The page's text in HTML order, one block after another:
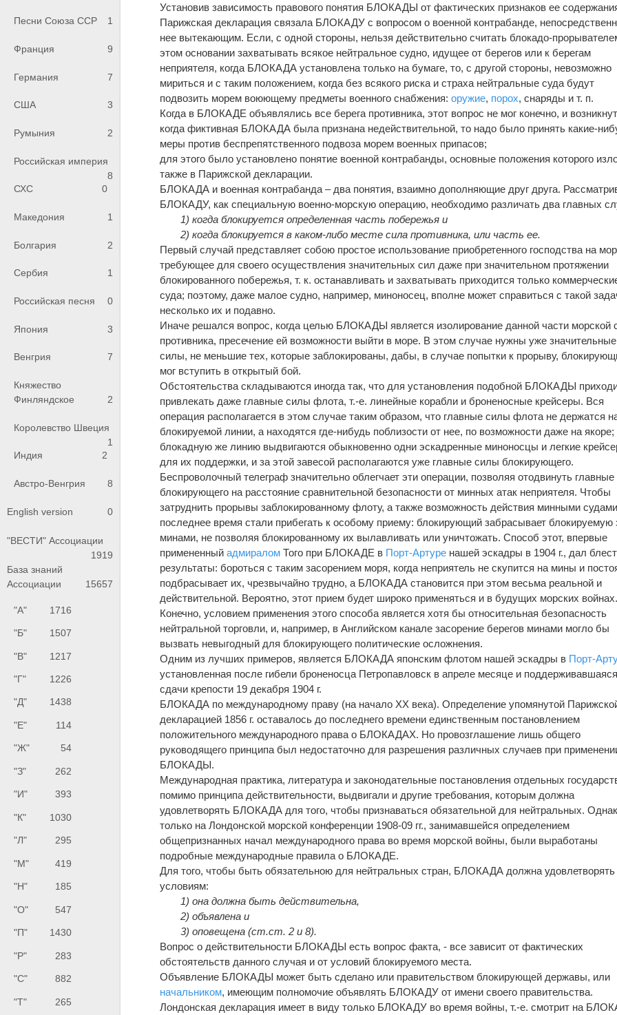
Песни Союза ССР 1
Франция 9
Германия 7
США 3
Румыния 2
Российская империя
8
СХС
0
Македония 1
Болгария 2
Сербия 1
Российская песня 0
Япония 3
Венгрия 7
Княжество
Финляндское
2
Королевство Швеция
1
Индия
2
Австро-Венгрия 8
English version 0
"ВЕСТИ" Ассоциации
1919
База знаний
Ассоциации
15657
"А" 1716
"Б" 1507
"В" 1217
"Г" 1226
"Д" 1438
"Е" 114
"Ж" 54
"З" 262
"И" 393
"К" 1030
"Л" 295
"М" 419
"Н" 185
"О" 547
"П" 1430
"Р" 283
"С" 882
"Т" 265
Установив зависимость правового понятия БЛОКАДЫ от фактических признаков ее
Парижская декларация связала БЛОКАДУ с вопросом о военной контрабанде,
нее вытекающим. Если, с одной стороны, нельзя действительно считать блокадо-
этом основании захватывать всякое нейтральное судно, идущее от берегов или к берегам
неприятеля, когда БЛОКАДА установлена только на бумаге, то, с другой стороны, невозможно
мириться и с таким положением, когда без всякого риска и страха нейтральные суда будут
подвозить морем воюющему предметы военного снабжения:оружие, порох, снаряды и т. п.
Когда в БЛОКАДЕ объявлялись все берега противника, этот вопрос не мог конечно, и
когда фиктивная БЛОКАДА была признана недействительной, то надо было принять какие-
меры против беспрепятственного подвоза морем военных припасов;
для этого было установлено понятие военной контрабанды, основные положения которого
также в Парижской декларации.
БЛОКАДА и военная контрабанда – два понятия, взаимно дополняющие друг друга.
БЛОКАДУ, как специальную военно-морскую операцию, необходимо различать два главных
1) когда блокируется определенная часть побережья и
2) когда блокируется в каком-либо месте сила противника, или часть ее.
Первый случай представляет собою простое использование приобретенного господства на
требующее для своего осуществления значительных сил даже при значительном протяжении
блокированного побережья, т. к. останавливать и захватывать приходится только
суда; поэтому, даже малое судно, например, миноносец, вполне может справиться с такой
несколько их и подавно.
Иначе решался вопрос, когда целью БЛОКАДЫ является изолирование данной части морской
противника, пресечение ей возможности выйти в море. В этом случае нужны уже значительные
силы, не меньшие тех, которые заблокированы, дабы, в случае попытки к прорыву,
мог вступить в открытый бой.
Обстоятельства складываются иногда так, что для установления подобной БЛОКАДЫ
привлекать даже главные силы флота, т.-е. линейные корабли и броненосные крейсеры. Вся
операция располагается в этом случае таким образом, что главные силы флота не держатся
блокируемой линии, а находятся где-нибудь поблизости от нее, по возможности даже на якоре;
блокадную же линию выдвигаются обыкновенно одни эскадренные миноносцы и легкие
для их поддержки, и за этой завесой располагаются уже главные силы блокирующего.
Беспроволочный телеграф значительно облегчает эти операции, позволяя отодвинуть
блокирующего на расстояние сравнительной безопасности от минных атак неприятеля. Чтобы
затруднить прорывы заблокированному флоту, а также возможность действия минными
последнее время стали прибегать к особому приему: блокирующий забрасывает блокируемую
минами, не позволяя блокированному их вылавливать или уничтожать. Способ этот, впервые
примененныйадмиралом Того при БЛОКАДЕ в Порт-Артуре нашей эскадры в 1904 г., дал
результаты: бороться с таким засорением моря, когда неприятель не скупится на мины и
подбрасывает их, чрезвычайно трудно, а БЛОКАДА становится при этом весьма реальной и
действительной. Вероятно, этот прием будет широко применяться и в будущих морских войнах.
Конечно, условием применения этого способа является хотя бы относительная безопасность
нейтральной торговли, и, например, в Английском канале засорение берегов минами могло бы
вызвать невыгодный для блокирующего политические осложнения.
Одним из лучших примеров, является БЛОКАДА японским флотом нашей эскадры в Порт-
установленная после гибели броненосца Петропавловск в апреле месяце и
сдачи крепости 19 декабря 1904 г.
БЛОКАДА по международному праву (на начало XX века). Определение упомянутой
декларацией 1856 г. оставалось до последнего времени единственным постановлением
положительного международного права о БЛОКАДАХ. Но провозглашение лишь общего
руководящего принципа был недостаточно для разрешения различных случаев при
БЛОКАДЫ.
Международная практика, литература и законодательные постановления отдельных
помимо принципа действительности, выдвигали и другие требования, которым должна
удовлетворять БЛОКАДА для того, чтобы признаваться обязательной для нейтральных.
только на Лондонской морской конференции 1908-09 гг., занимавшейся определением
общепризнанных начал международного права во время морской войны, были выработаны
подробные международные правила о БЛОКАДЕ.
Для того, чтобы быть обязательною для нейтральных стран, БЛОКАДА должна
условиям:
1) она должна быть действительна,
2) объявлена и
3) оповещена (ст.ст. 2 и 8).
Вопрос о действительности БЛОКАДЫ есть вопрос факта, - все зависит от фактических
обстоятельств данного случая и от условий блокируемого места.
Объявление БЛОКАДЫ может быть сделано или правительством блокирующей державы, или
начальником, имеющим полномочие объявлять БЛОКАДУ от имени своего правительства.
Лондонская декларация имеет в виду только БЛОКАДУ во время войны, т.-е. смотрит на